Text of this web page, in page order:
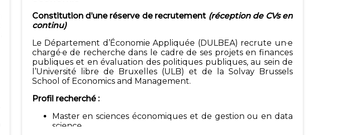
Constitution d’une réserve de recrutement (réception de CVs en
continu)
Le Département d’Économie Appliquée (DULBEA) recrute un·e
chargé·e de recherche dans le cadre de ses projets en finances
publiques et en évaluation des politiques publiques, au sein de
l’Université libre de Bruxelles (ULB) et de la Solvay Brussels
School of Economics and Management.
Profil recherché :
Master en sciences économiques et de gestion ou en data
science